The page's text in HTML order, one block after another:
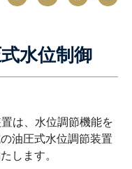
水位制御
は、水位調節機能を
油圧式水位調節装置
します。